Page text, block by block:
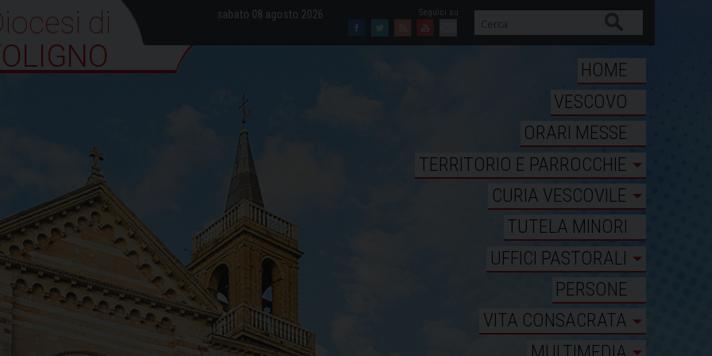
sabato 08 agosto 2026
Facebook
Twitter
FeedYoutube
Mail
di Foligno
HOME
VESCOVO
ORARI MESSE
TERRITORIO E PARROCCHIE
CURIA VESCOVILE
TUTELA MINORI
UFFICI PASTORALI
PERSONE
VITA CONSACRATA